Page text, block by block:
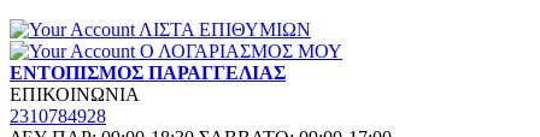
ΛΙΣΤΑ ΕΠΙΘΥΜΙΩΝ
Ο ΛΟΓΑΡΙΑΣΜΟΣ ΜΟΥ
ΕΝΤΟΠΙΣΜΟΣ ΠΑΡΑΓΓΕΛΙΑΣ
ΕΠΙΚΟΙΝΩΝΙΑ
2310784928